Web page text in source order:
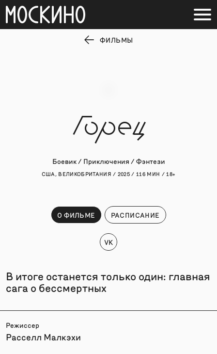
ФИЛЬМЫ
Горец
Боевик / Приключения / Фэнтези
США, ВЕЛИКОБРИТАНИЯ / 2025 / 116 МИН / 18+
О ФИЛЬМЕ РАСПИСАНИЕ
VK
В итоге останется только один: главная
сага о бессмертных
Режиссер
Расселл Малкэхи